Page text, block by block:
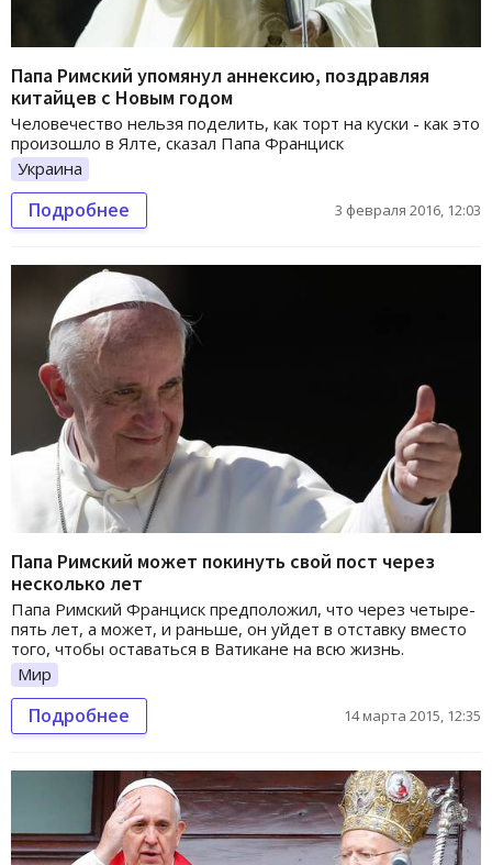
Папа Римский упомянул аннексию, поздравляя
китайцев с Новым годом
Человечество нельзя поделить, как торт на куски - как это
произошло в Ялте, сказал Папа Франциск
Украина
Подробнее 3 февраля 2016, 12:03
Папа Римский может покинуть свой пост через
несколько лет
Папа Римский Франциск предположил, что через четыре-
пять лет, а может, и раньше, он уйдет в отставку вместо
того, чтобы оставаться в Ватикане на всю жизнь.
Мир
Подробнее 14 марта 2015, 12:35